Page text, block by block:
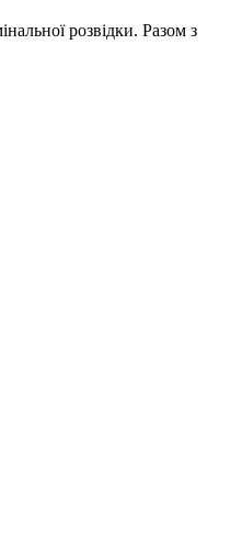
розвідки. Разом з